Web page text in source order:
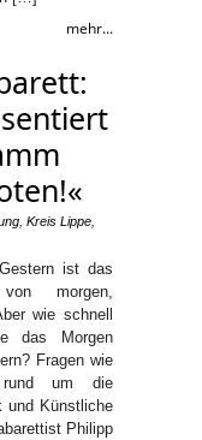
mehr...
Kreis Lippe
ist das
morgen,
wie schnell
das Morgen
Fragen wie
rund um die
und Künstliche
Philipp